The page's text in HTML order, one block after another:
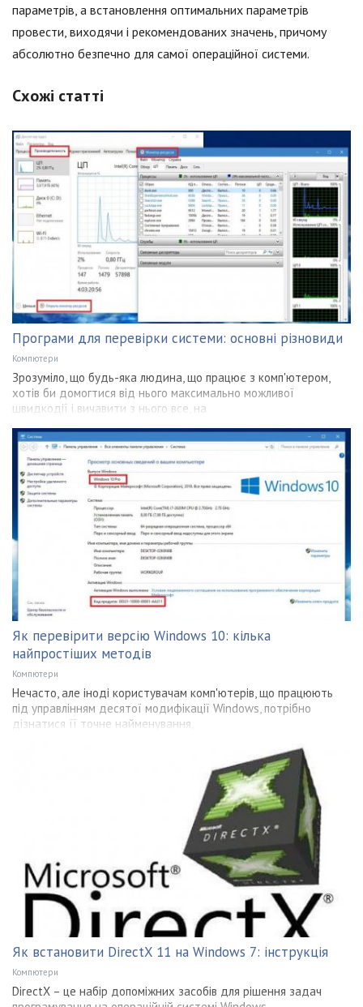
параметрів, а встановлення оптимальних параметрів
провести, виходячи і рекомендованих значень, причому
абсолютно безпечно для самої операційної системи.
Схожі статті
Програми для перевірки системи: основні різновиди
Компютери
Зрозуміло, що будь-яка людина, що працює з комп'ютером,
хотів би домогтися від нього максимально можливої
швидкодії і вичавити з нього все, на
Як перевірити версію Windows 10: кілька
найпростіших методів
Компютери
Нечасто, але іноді користувачам комп'ютерів, що працюють
під управлінням десятої модифікації Windows, потрібно
дізнатися її точне найменування,
Як встановити DirectX 11 на Windows 7: інструкція
Компютери
DirectX – це набір допоміжних засобів для рішення задач